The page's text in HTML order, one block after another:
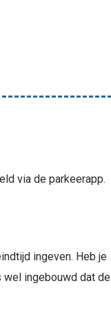
via de parkeerapp.
ingeven. Heb je
wel ingebouwd dat de